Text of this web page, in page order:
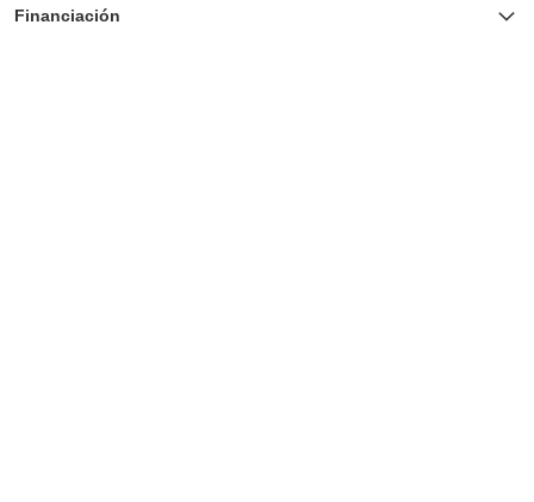
Financiación